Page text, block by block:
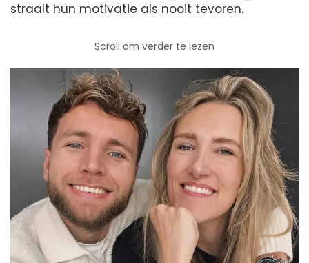
straalt hun motivatie als nooit tevoren.
Scroll om verder te lezen